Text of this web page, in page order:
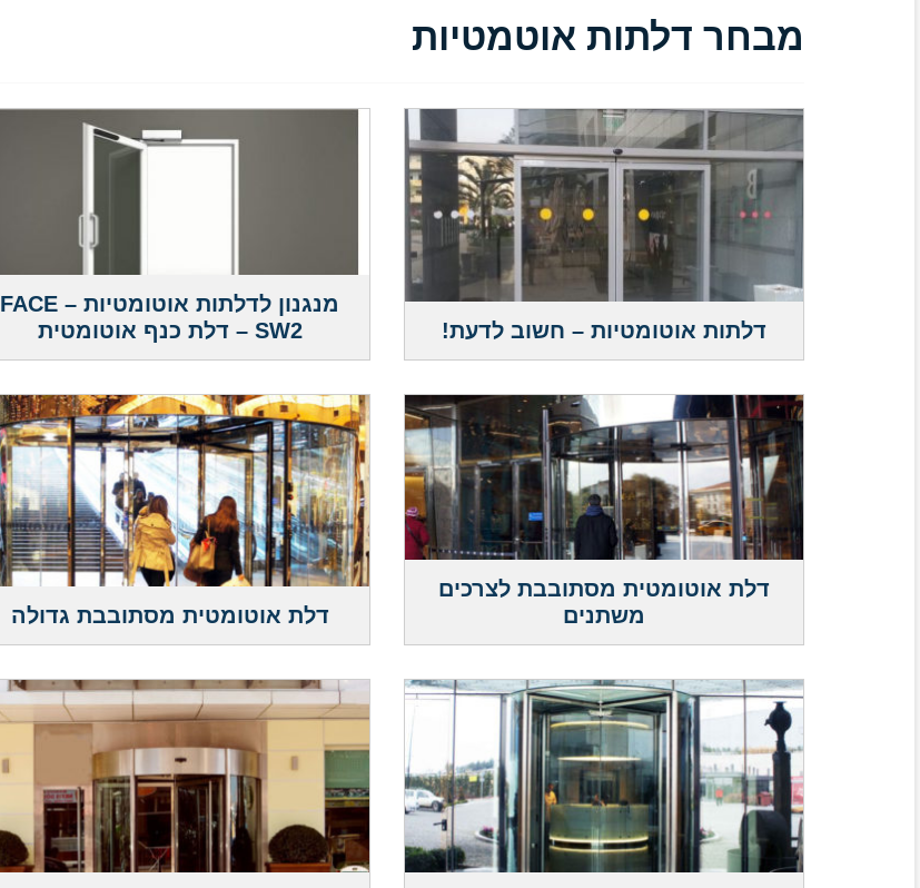
מבחר דלתות אוטמטיות
דלתות אוטומטיות – חשוב לדעת!
מנגנון לדלתות אוטומטיות – FACE
SW2 – דלת כנף אוטומטית
דלת אוטומטית מסתובבת לצרכים
משתנים
דלת אוטומטית מסתובבת גדולה